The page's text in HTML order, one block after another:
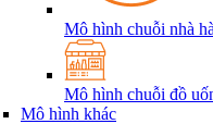
Mô hình chuỗi nhà
Mô hình chuỗi đồ
Mô hình khác